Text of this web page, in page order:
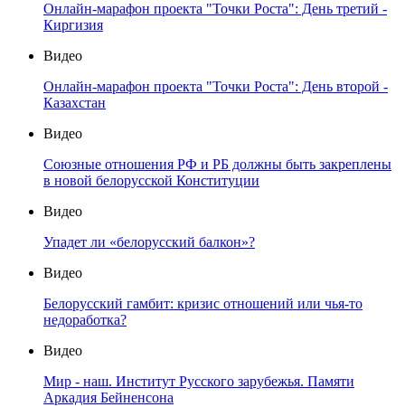
Онлайн-марафон проекта "Точки Роста": День третий -
Киргизия
Видео
Онлайн-марафон проекта "Точки Роста": День второй -
Казахстан
Видео
Союзные отношения РФ и РБ должны быть закреплены
в новой белорусской Конституции
Видео
Упадет ли «белорусский балкон»?
Видео
Белорусский гамбит: кризис отношений или чья-то
недоработка?
Видео
Мир - наш. Институт Русского зарубежья. Памяти
Аркадия Бейненсона